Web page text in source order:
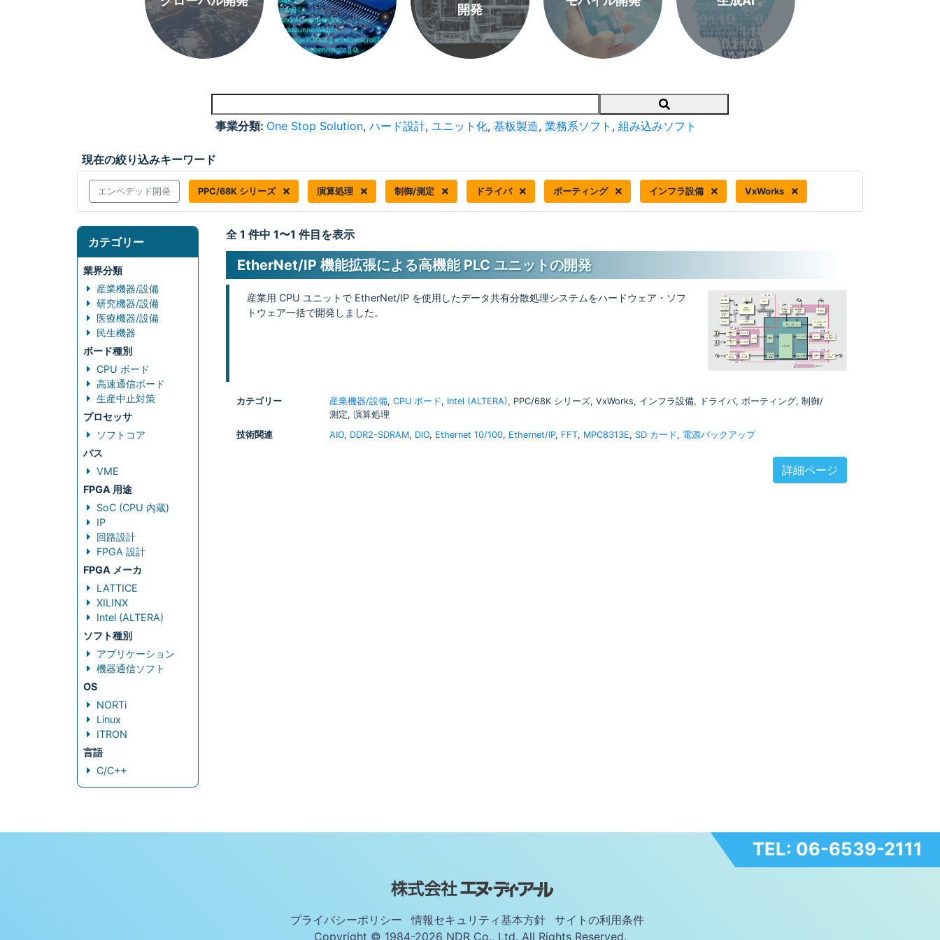
開発
Search
事業分類: One Stop Solution, ハード設計, ユニット化, 基板製造, 業務系ソフト , 組み込みソフト
現在の絞り込みキーワード
エンベデッド開発 PPC/68K シリーズ 演算処理 制御/測定 ドライバ ポーティング インフラ設備 VxWorks
カテゴリー
業界分類
産業機器/設備
研究機器/設備
医療機器/設備
民生機器
ボード種別
CPU ボード
高速通信ボード
生産中止対策
プロセッサ
ソフトコア
バス
VME
FPGA 用途
SoC (CPU 内蔵)
IP
回路設計
FPGA 設計
FPGA メーカ
LATTICE
XILINX
Intel (ALTERA)
ソフト種別
アプリケーション
機器通信ソフト
OS
NORTi
Linux
ITRON
言語
C/C++
全 1 件中 1〜1 件目を表示
EtherNet/IP 機能拡張による高機能 PLC ユニットの開発
産業用 CPU ユニットで EtherNet/IP を使用したデータ共有分散処理システムをハードウェア・ソフ
トウェア一括で開発しました。
カテゴリー 産業機器/設備, CPU ボード, Intel (ALTERA), PPC/68K シリーズ, VxWorks, インフラ設備, ドライバ, ポーティング, 制御/
測定, 演算処理
技術関連
AIO, DDR2-SDRAM, DIO, Ethernet 10/100, Ethernet/IP, FFT, MPC8313E, SD カード, 電源バックアップ
詳細ページ
TEL: 06-6539-2111
プライバシーポリシー 情報セキュリティ基本方針
サイトの利用条件
Copyright © 1984-2026 NDR Co., Ltd. All Rights Reserved.